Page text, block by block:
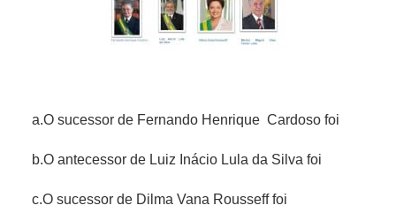
a.O sucessor de Fernando Henrique Cardoso foi
b.O antecessor de Luiz Inácio Lula da Silva foi
c.O sucessor de Dilma Vana Rousseff foi